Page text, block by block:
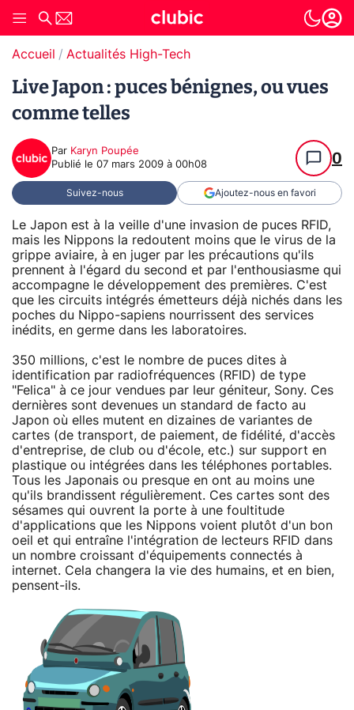
Accueil Actualités High-Tech
Live Japon : puces bénignes, ou vues
comme telles
Par Karyn Poupée
Publié le 07 mars 2009 à 00h08 0
Suivez-nous Ajoutez-nous en favori
Le Japon est à la veille d'une invasion de puces RFID,
mais les Nippons la redoutent moins que le virus de la
grippe aviaire, à en juger par les précautions qu'ils
prennent à l'égard du second et par l'enthousiasme qui
accompagne le développement des premières. C'est
que les circuits intégrés émetteurs déjà nichés dans les
poches du Nippo-sapiens nourrissent des services
inédits, en germe dans les laboratoires.
350 millions, c'est le nombre de puces dites à
identification par radiofréquences (RFID) de type
"Felica" à ce jour vendues par leur géniteur, Sony. Ces
dernières sont devenues un standard de facto au
Japon où elles mutent en dizaines de variantes de
cartes (de transport, de paiement, de fidélité, d'accès
d'entreprise, de club ou d'école, etc.) sur support en
plastique ou intégrées dans les téléphones portables.
Tous les Japonais ou presque en ont au moins une
qu'ils brandissent régulièrement. Ces cartes sont des
sésames qui ouvrent la porte à une foultitude
d'applications que les Nippons voient plutôt d'un bon
oeil et qui entraîne l'intégration de lecteurs RFID dans
un nombre croissant d'équipements connectés à
internet. Cela changera la vie des humains, et en bien,
pensent-ils.